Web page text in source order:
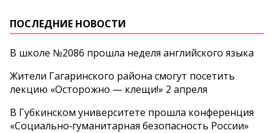
ПОСЛЕДНИЕ НОВОСТИ
В школе №2086 прошла неделя английского языка
Жители Гагаринского района смогут посетить
лекцию «Осторожно — клещи!» 2 апреля
В Губкинском университете прошла конференция
«Социально‑гуманитарная безопасность России»